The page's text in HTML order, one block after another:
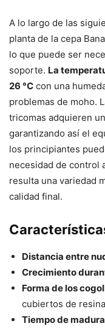
A lo largo de las
planta de la cepa
lo que puede ser
soporte. La
26 °C con una
problemas de moho.
tricomas adquieren
garantizando así el
los principiantes
necesidad de control
resulta una variedad
calidad final.
Distancia entre
Crecimiento
Forma de los
cubiertos de
Tiempo de